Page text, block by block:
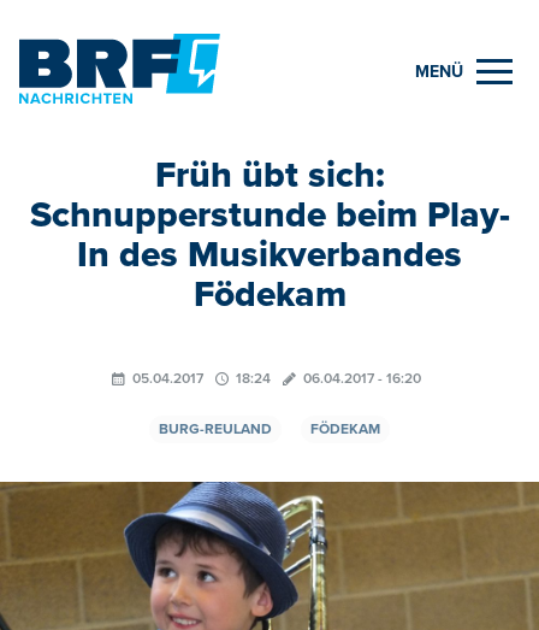
MENÜ
Früh übt sich:
Schnupperstunde beim Play-
In des Musikverbandes
Födekam
05.04.2017 18:24 06.04.2017 - 16:20
BURG-REULAND FÖDEKAM